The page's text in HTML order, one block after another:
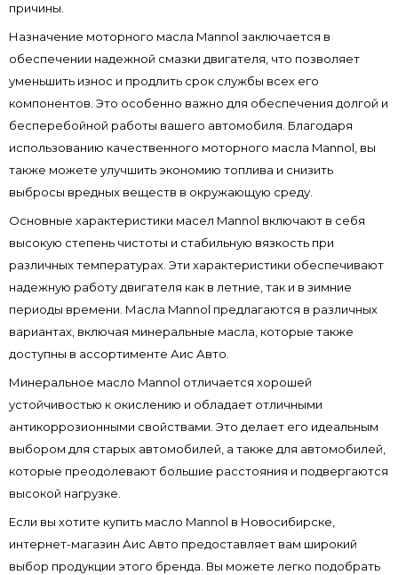
причины.
Назначение моторного масла Mannol заключается в
обеспечении надежной смазки двигателя, что позволяет
уменьшить износ и продлить срок службы всех его
компонентов. Это особенно важно для обеспечения долгой и
бесперебойной работы вашего автомобиля. Благодаря
использованию качественного моторного масла Mannol, вы
также можете улучшить экономию топлива и снизить
выбросы вредных веществ в окружающую среду.
Основные характеристики масел Mannol включают в себя
высокую степень чистоты и стабильную вязкость при
различных температурах. Эти характеристики обеспечивают
надежную работу двигателя как в летние, так и в зимние
периоды времени. Масла Mannol предлагаются в различных
вариантах, включая минеральные масла, которые также
доступны в ассортименте Аис Авто.
Минеральное масло Mannol отличается хорошей
устойчивостью к окислению и обладает отличными
антикоррозионными свойствами. Это делает его идеальным
выбором для старых автомобилей, а также для автомобилей,
которые преодолевают большие расстояния и подвергаются
высокой нагрузке.
Если вы хотите купить масло Mannol в Новосибирске,
интернет-магазин Аис Авто предоставляет вам широкий
выбор продукции этого бренда. Вы можете легко подобрать